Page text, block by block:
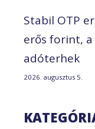
Stabil OTP
erős forint,
adóterhek
2026. augusztus 5.